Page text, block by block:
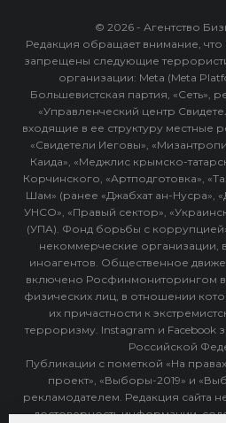
© 2026 - Агентство
Редакция обращает внимание,
запрещены следующие
организации: Meta (Meta
Большевистская партия, «Сеть»,
«Управленческий центр
входящие в ее структуру местные
«Свидетели Иеговы»,
Каида», «Меджлис крымско-
Корчинского, «Артподготовка»,
Шам» (ранее «Джабхат ан-Нусра»,
УНСО», «Правый сектор»,
(УПА). Фонд борьбы с
некоммерческие
иноагентов. Общественное
включено Росфинмониторингом
физических лиц, в отношении
их причастности к
терроризму. Instagram и Facebook
Российской
Публикации с пометкой «На
проект», «Выборы-2019» и
рекламодателем. Редакция сайта
достоверность информации,